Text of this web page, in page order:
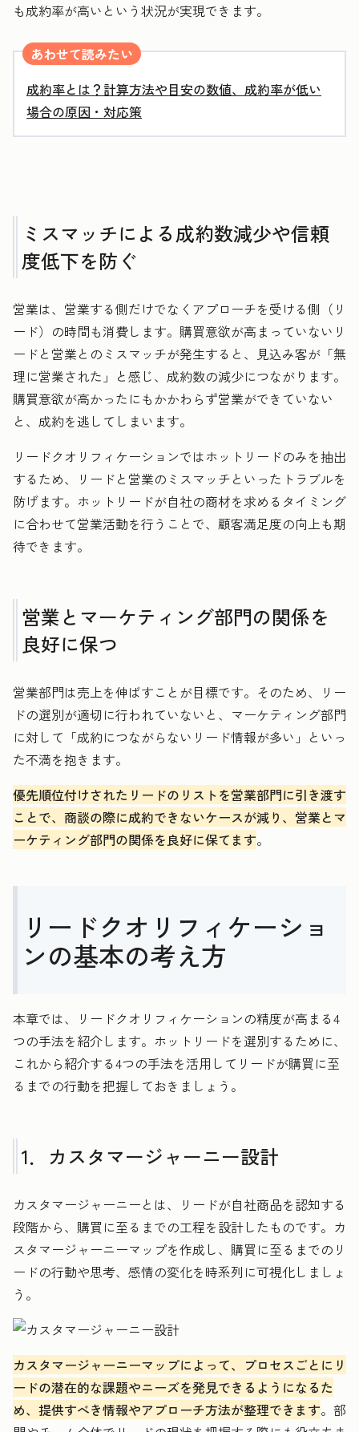
も成約率が高いという状況が実現できます。
あわせて読みたい
成約率とは？計算方法や目安の数値、成約率が低い
場合の原因・対応策
ミスマッチによる成約数減少や信頼
度低下を防ぐ
営業は、営業する側だけでなくアプローチを受ける側（リ
ード）の時間も消費します。購買意欲が高まっていないリ
ードと営業とのミスマッチが発生すると、見込み客が「無
理に営業された」と感じ、成約数の減少につながります。
購買意欲が高かったにもかかわらず営業ができていない
と、成約を逃してしまいます。
リードクオリフィケーションではホットリードのみを抽出
するため、リードと営業のミスマッチといったトラブルを
防げます。ホットリードが自社の商材を求めるタイミング
に合わせて営業活動を行うことで、顧客満足度の向上も期
待できます。
営業とマーケティング部門の関係を
良好に保つ
営業部門は売上を伸ばすことが目標です。そのため、リー
ドの選別が適切に行われていないと、マーケティング部門
に対して「成約につながらないリード情報が多い」といっ
た不満を抱きます。
優先順位付けされたリードのリストを営業部門に引き渡す
ことで、商談の際に成約できないケースが減り、営業とマ
ーケティング部門の関係を良好に保てます。
リードクオリフィケーショ
ンの基本の考え方
本章では、リードクオリフィケーションの精度が高まる4
つの手法を紹介します。ホットリードを選別するために、
これから紹介する4つの手法を活用してリードが購買に至
るまでの行動を把握しておきましょう。
1．カスタマージャーニー設計
カスタマージャーニーとは、リードが自社商品を認知する
段階から、購買に至るまでの工程を設計したものです。カ
スタマージャーニーマップを作成し、購買に至るまでのリ
ードの行動や思考、感情の変化を時系列に可視化しましょ
う。
カスタマージャーニーマップによって、プロセスごとにリ
ードの潜在的な課題やニーズを発見できるようになるた
め、提供すべき情報やアプローチ方法が整理できます。部